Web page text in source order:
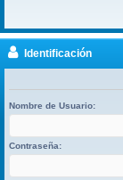
Identificación
Nombre de Usuario:
Contraseña: